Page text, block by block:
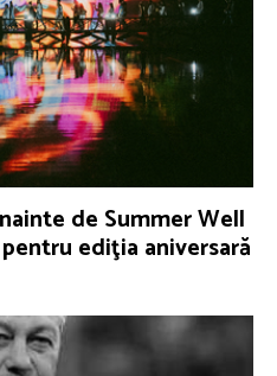
de Summer Well
ediţia aniversară